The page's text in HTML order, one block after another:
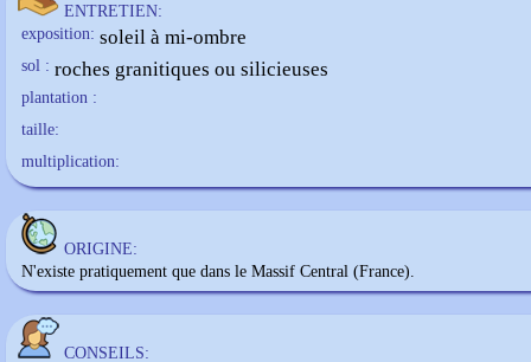
ENTRETIEN:
exposition: soleil à mi-ombre
sol : roches granitiques ou silicieuses
plantation :
taille:
multiplication:
ORIGINE:
N'existe pratiquement que dans le Massif Central (France).
CONSEILS: